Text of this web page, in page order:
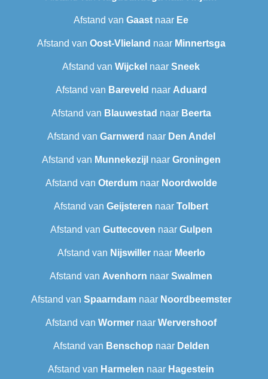
Afstand van Gaast naar Ee
Afstand van Oost-Vlieland naar Minnertsga
Afstand van Wijckel naar Sneek‎
Afstand van Bareveld naar Aduard
Afstand van Blauwestad naar Beerta
Afstand van Garnwerd naar Den Andel
Afstand van Munnekezijl naar Groningen
Afstand van Oterdumnaar Noordwolde
Afstand van Geijsteren naar Tolbert
Afstand van Guttecoven naar Gulpen
Afstand van Nijswillernaar Meerlo
Afstand van Avenhorn naar Swalmen
Afstand van Spaarndamnaar Noordbeemster
Afstand van Wormer naar Wervershoof
Afstand van Benschop naar Delden
Afstand van Harmelen naar Hagestein